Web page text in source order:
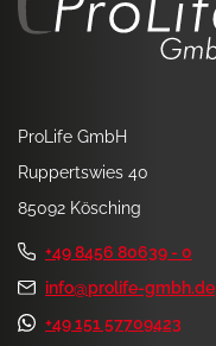
ProLife GmbH
Ruppertswies 40
85092 Kösching
+49 8456 80639 - 0
info@prolife-gmbh.de
+49 151 57709423